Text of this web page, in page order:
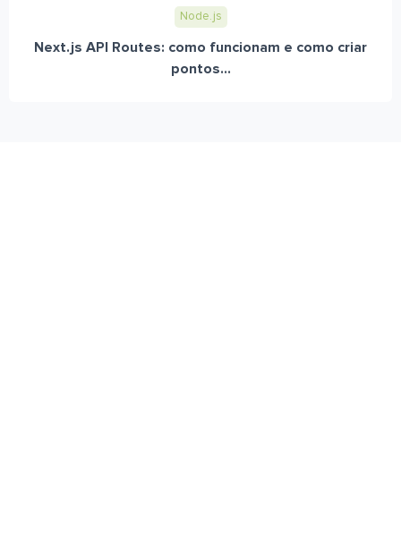
Node.js
Next.js API Routes: como funcionam e como criar
pontos...